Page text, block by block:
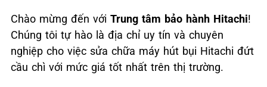
Chào mừng đến với Trung tâm bảo hành Hitachi!
Chúng tôi tự hào là địa chỉ uy tín và chuyên
nghiệp cho việc sửa chữa máy hút bụi Hitachi đứt
cầu chì với mức giá tốt nhất trên thị trường.